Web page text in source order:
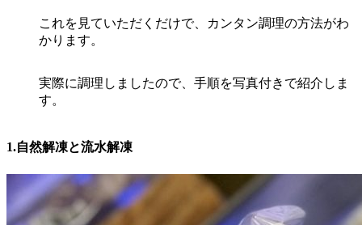
これを見ていただくだけで、カンタン調理の方法がわ
かります。
実際に調理しましたので、手順を写真付きで紹介しま
す。
1.自然解凍と流水解凍